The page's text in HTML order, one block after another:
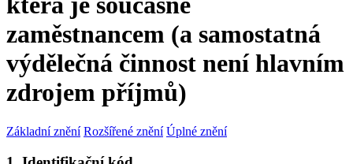
zaměstnancem (a samostatná
výdělečná činnost není hlavním
zdrojem příjmů)
Základní znění Rozšířené znění Úplné znění